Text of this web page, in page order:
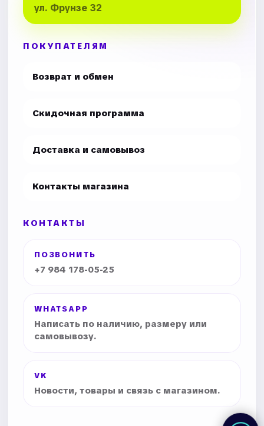
ул. Фрунзе 32
ПОКУПАТЕЛЯМ
Возврат и обмен
Скидочная программа
Доставка и самовывоз
Контакты магазина
КОНТАКТЫ
ПОЗВОНИТЬ
+7 984 178-05-25
WHATSAPP
Написать по наличию, размеру или
самовывозу.
VK
Новости, товары и связь с магазином.